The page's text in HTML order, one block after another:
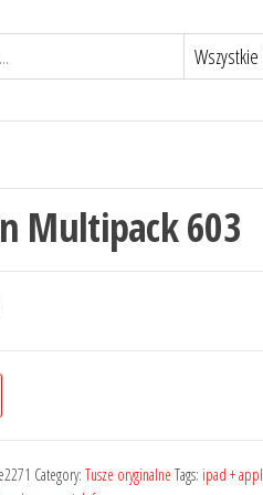
Multipack 603
Category: Tusze oryginalne Tags: ipad +